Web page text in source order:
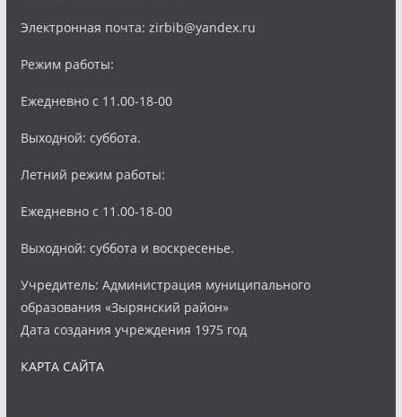
Электронная почта: zirbib@yandex.ru
Режим работы:
Ежедневно с 11.00-18-00
Выходной: суббота.
Летний режим работы:
Ежедневно с 11.00-18-00
Выходной: суббота и воскресенье.
Учредитель: Администрация муниципального
образования «Зырянский район»
Дата создания учреждения 1975 год
КАРТА САЙТА